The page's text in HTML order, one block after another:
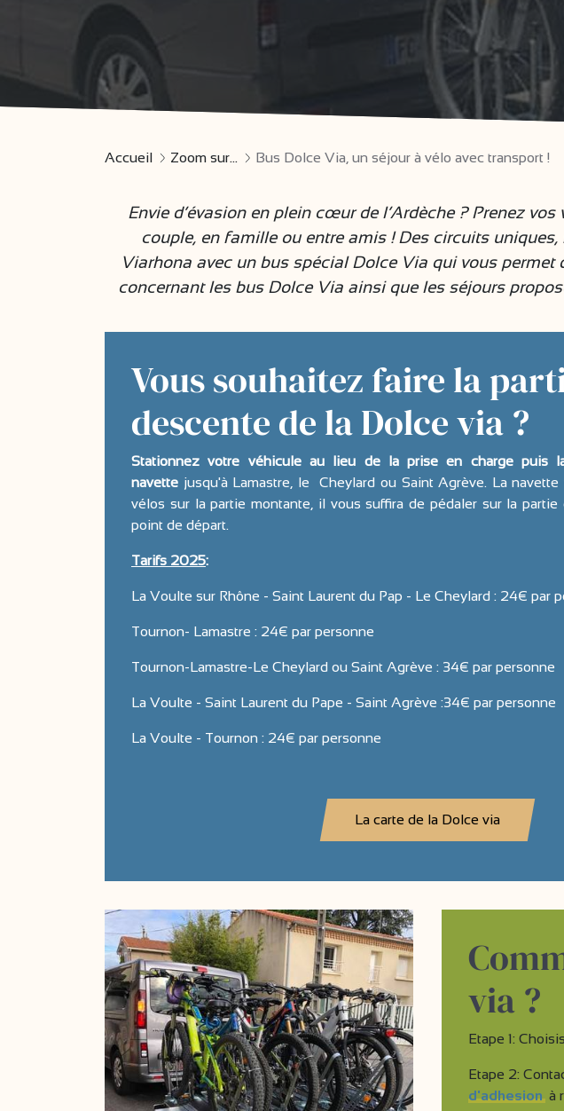
Accueil Zoom sur... Bus Dolce Via, un séjour à vélo avec transport !
Envie d’évasion en plein cœur de l’Ardèche ? Prenez
couple, en famille ou entre amis ! Des circuits
Viarhona avec un bus spécial Dolce Via qui vous
concernant les bus Dolce Via ainsi que les séjours
Vous souhaitez faire la
descente de la Dolce via ?
Stationnez votre véhicule au lieu de la prise en charge puis
navette jusqu'à Lamastre, le Cheylard ou Saint Agrève. La
vélos sur la partie montante, il vous suffira de pédaler sur la partie
point de départ.
Tarifs 2025:
La Voulte sur Rhône - Saint Laurent du Pap - Le Cheylard : 24€ par
Tournon- Lamastre : 24€ par personne
Tournon-Lamastre-Le Cheylard ou Saint Agrève : 34€ par personne
La Voulte - Saint Laurent du Pape - Saint Agrève :34€ par personne
La Voulte - Tournon : 24€ par personne
La carte de la Dolce via
via ?
Etape 1:
Etape 2:
d'adhesion à